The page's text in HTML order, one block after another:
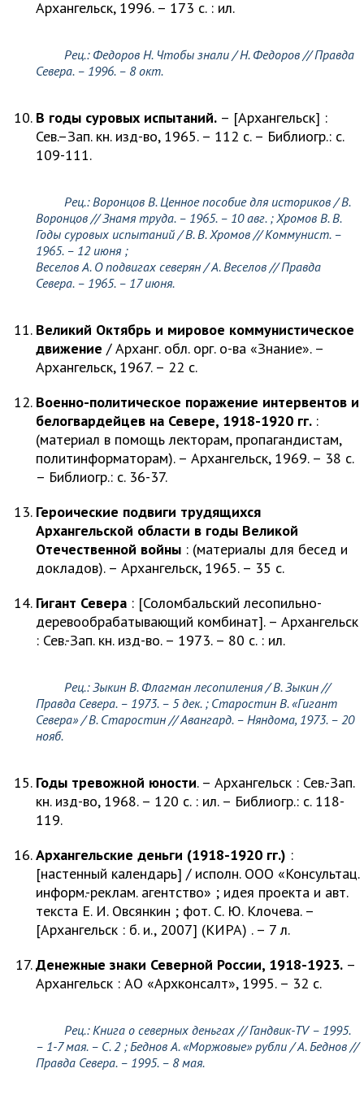
Архангельск, 1996. – 173 с. : ил.
Рец.: Федоров Н.Чтобы знали /Н. Федоров// Правда
Севера. – 1996. – 8 окт.
В годы суровых испытаний. – [Архангельск] :
Сев.–Зап. кн. изд-во, 1965. – 112 с. – Библиогр.: с.
109-111.
Рец.:Воронцов В.Ценное пособие для историков /В.
Воронцов// Знамя труда. – 1965. – 10 авг. ;Хромов В. В.
Годы суровых испытаний /В. В. Хромов// Коммунист. –
1965. – 12 июня ;
Веселов А. О подвигах северян /А. Веселов// Правда
Севера. – 1965. – 17 июня.
Великий Октябрь и мировое коммунистическое
движение / Арханг. обл. орг. о-ва «Знание». –
Архангельск, 1967. – 22 с.
Военно-политическое поражение интервентов и
белогвардейцев на Севере, 1918-1920 гг. :
(материал в помощь лекторам, пропагандистам,
политинформаторам). – Архангельск, 1969. – 38 с.
– Библиогр.: с. 36-37.
Героические подвиги трудящихся
Архангельской области в годы Великой
Отечественной войны : (материалы для бесед и
докладов). – Архангельск, 1965. – 35 с.
Гигант Севера : [Соломбальский лесопильно-
деревообрабатывающий комбинат]. – Архангельск
: Сев.-Зап. кн. изд-во. – 1973. – 80 с. : ил.
Рец.:Зыкин В.Флагман лесопиления /В. Зыкин//
Правда Севера. – 1973. – 5 дек. ; Старостин В.«Гигант
Севера» /В. Старостин // Авангард. – Няндома, 1973. – 20
нояб.
Годы тревожной юности. – Архангельск : Сев.-Зап.
кн. изд-во, 1968. – 120 с. : ил. – Библиогр.: с. 118-
119.
Архангельские деньги (1918-1920 гг.) :
[настенный календарь] / исполн. ООО «Консультац.
информ.-реклам. агентство» ; идея проекта и авт.
текста Е. И. Овсянкин ; фот. С. Ю. Клочева. –
[Архангельск : б. и., 2007] (КИРА) . – 7 л.
Денежные знаки Северной России, 1918-1923. –
Архангельск : АО «Архконсалт», 1995. – 32 с.
Рец.: Книга о северных деньгах // Гандвик-ТV – 1995.
– 1-7 мая. – С. 2 ;Беднов А.«Моржовые» рубли /А. Беднов //
Правда Севера. – 1995. – 8 мая.